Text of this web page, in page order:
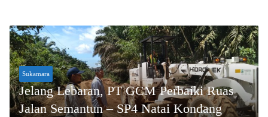
Sukamara
Jelang Lebaran, PT GCM Perbaiki Ruas
Jalan Semantun – SP4 Natai Kondang